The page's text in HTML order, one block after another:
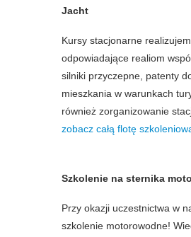
Jacht
Kursy stacjonarne
odpowiadające realiom
silniki przyczepne, patenty
mieszkania w warunkach
również zorganizowanie
zobacz całą flotę
Szkolenie na sternika
Przy okazji uczestnictwa w
szkolenie motorowodne!